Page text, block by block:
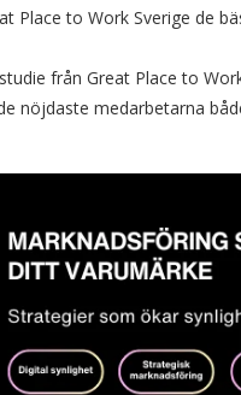
Place to Work Sverige de
från Great Place to
nöjdaste medarbetarna